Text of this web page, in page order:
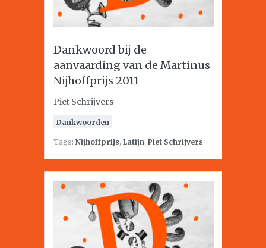
Dankwoord bij de
aanvaarding van de Martinus
Nijhoffprijs 2011
Piet Schrijvers
Dankwoorden
Tags: Nijhoffprijs, Latijn, Piet Schrijvers